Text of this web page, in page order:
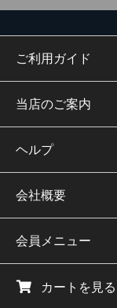
ご利用ガイド
当店のご案内
ヘルプ
会社概要
会員メニュー
カートを見る